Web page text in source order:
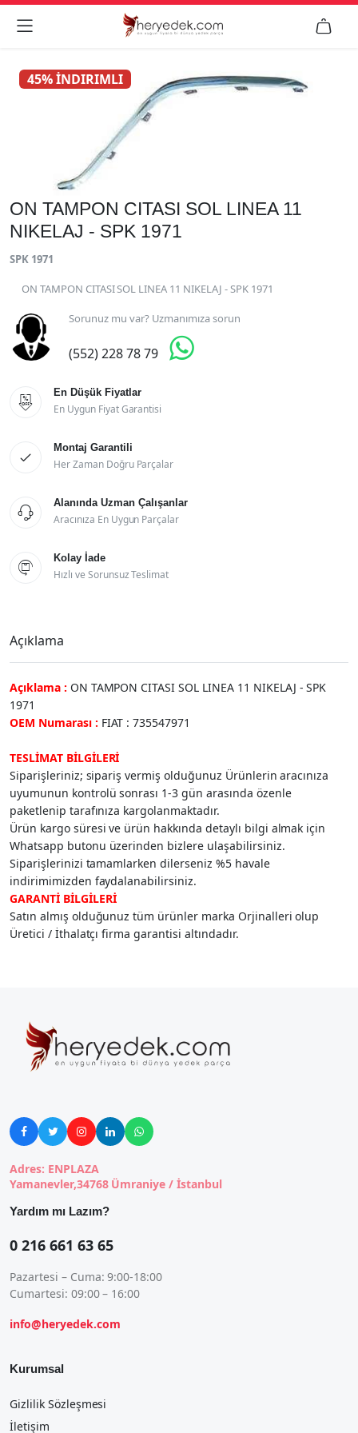
 
45% İNDIRIMLI
ON TAMPON CITASI SOL LINEA 11
NIKELAJ - SPK 1971
SPK 1971
ON TAMPON CITASI SOL LINEA 11 NIKELAJ - SPK 1971
Sorunuz mu var? Uzmanımıza sorun
(552) 228 78 79 

En Düşük Fiyatlar
En Uygun Fiyat Garantisi

Montaj Garantili
Her Zaman Doğru Parçalar

Alanında Uzman Çalışanlar
Aracınıza En Uygun Parçalar

Kolay İade
Hızlı ve Sorunsuz Teslimat
Açıklama
Açıklama : ON TAMPON CITASI SOL LINEA 11 NIKELAJ - SPK
1971
OEM Numarası : FIAT : 735547971
TESLİMAT BİLGİLERİ
Siparişleriniz; sipariş vermiş olduğunuz Ürünlerin aracınıza
uyumunun kontrolü sonrası 1-3 gün arasında özenle
paketlenip tarafınıza kargolanmaktadır.
Ürün kargo süresi ve ürün hakkında detaylı bilgi almak için
Whatsapp butonu üzerinden bizlere ulaşabilirsiniz.
Siparişlerinizi tamamlarken dilerseniz %5 havale
indirimimizden faydalanabilirsiniz.
GARANTİ BİLGİLERİ
Satın almış olduğunuz tüm ürünler marka Orjinalleri olup
Üretici / İthalatçı firma garantisi altındadır.
    
Adres: ENPLAZA
Yamanevler,34768 Ümraniye / İstanbul
Yardım mı Lazım?
0 216 661 63 65
Pazartesi – Cuma: 9:00-18:00
Cumartesi: 09:00 – 16:00
info@heryedek.com
Kurumsal
Gizlilik Sözleşmesi
İletişim